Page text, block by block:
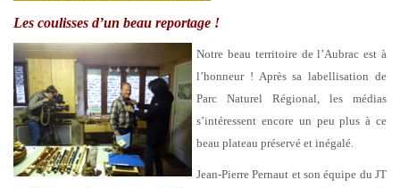
Les coulisses d’un beau reportage !
Notre beau territoire de l’Aubrac est à
l’honneur ! Après sa labellisation de
Parc Naturel Régional, les médias
s’intéressent encore un peu plus à ce
beau plateau préservé et inégalé.
Jean-Pierre Pernaut et son équipe du JT